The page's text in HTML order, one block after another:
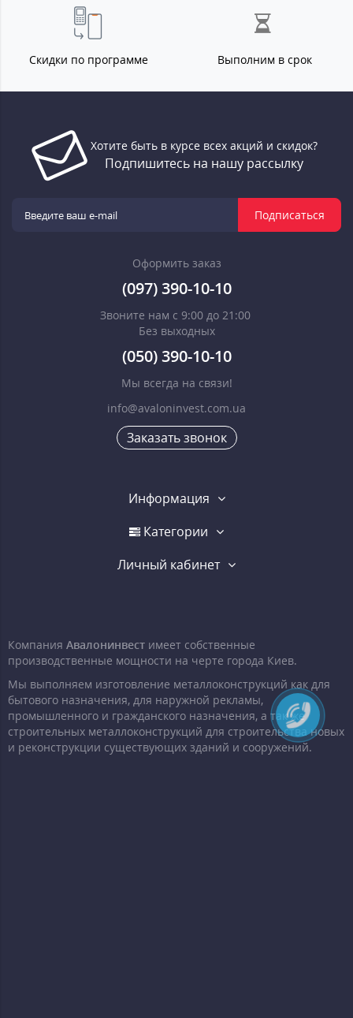
Скидки по программе Выполним в срок
Хотите быть в курсе всех акций и скидок?
Подпишитесь на нашу рассылку
Подписаться
Оформить заказ
(097) 390-10-10
Звоните нам с 9:00 до 21:00
Без выходных
(050) 390-10-10
Мы всегда на связи!
info@avaloninvest.com.ua
Заказать звонок
Информация
Категории
Личный кабинет
Компания Авалонинвест имеет собственные
производственные мощности на черте города Киев.
Мы выполняем изготовление металлоконструкций как для
бытового назначения, для наружной рекламы,
промышленного и гражданского назначения, а так же
строительных металлоконструкций для строительства новых
и реконструкции существующих зданий и сооружений.